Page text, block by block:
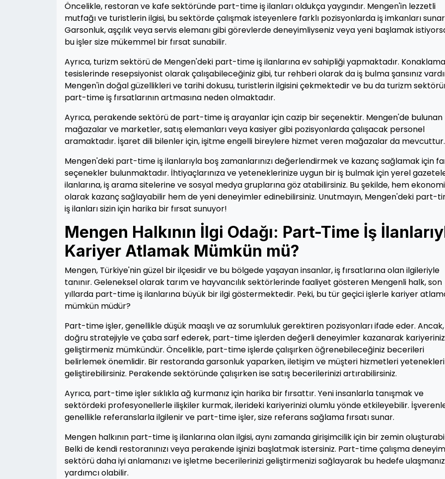
Öncelikle, restoran ve kafe sektöründe part-time iş ilanları oldukça yaygındır. Mengen'in lezzetli
mutfağı ve turistlerin ilgisi, bu sektörde çalışmak isteyenlere farklı pozisyonlarda iş imkanları
Garsonluk, aşçılık veya servis elemanı gibi görevlerde deneyimliyseniz veya yeni başlamak
bu işler size mükemmel bir fırsat sunabilir.
Ayrıca, turizm sektörü de Mengen'deki part-time iş ilanlarına ev sahipliği yapmaktadır. Konaklama
tesislerinde resepsiyonist olarak çalışabileceğiniz gibi, tur rehberi olarak da iş bulma şansınız
Mengen'in doğal güzellikleri ve tarihi dokusu, turistlerin ilgisini çekmektedir ve bu da turizm
part-time iş fırsatlarının artmasına neden olmaktadır.
Ayrıca, perakende sektörü de part-time iş arayanlar için cazip bir seçenektir. Mengen'de bulunan
mağazalar ve marketler, satış elemanları veya kasiyer gibi pozisyonlarda çalışacak personel
aramaktadır. İşaret dili bilenler için, işitme engelli bireylere hizmet veren mağazalar da mevcuttur.
Mengen'deki part-time iş ilanlarıyla boş zamanlarınızı değerlendirmek ve kazanç sağlamak için
seçenekler bulunmaktadır. İhtiyaçlarınıza ve yeteneklerinize uygun bir iş bulmak için yerel
ilanlarına, iş arama sitelerine ve sosyal medya gruplarına göz atabilirsiniz. Bu şekilde, hem
olarak kazanç sağlayabilir hem de yeni deneyimler edinebilirsiniz. Unutmayın, Mengen'deki part-
iş ilanları sizin için harika bir fırsat sunuyor!
Mengen Halkının İlgi Odağı: Part-Time İş
Kariyer Atlamak Mümkün mü?
Mengen, Türkiye'nin güzel bir ilçesidir ve bu bölgede yaşayan insanlar, iş fırsatlarına olan ilgileriyle
tanınır. Geleneksel olarak tarım ve hayvancılık sektörlerinde faaliyet gösteren Mengenli halk, son
yıllarda part-time iş ilanlarına büyük bir ilgi göstermektedir. Peki, bu tür geçici işlerle kariyer
mümkün müdür?
Part-time işler, genellikle düşük maaşlı ve az sorumluluk gerektiren pozisyonları ifade eder. Ancak,
doğru stratejiyle ve çaba sarf ederek, part-time işlerden değerli deneyimler kazanarak
geliştirmeniz mümkündür. Öncelikle, part-time işlerde çalışırken öğrenebileceğiniz becerileri
belirlemek önemlidir. Bir restoranda garsonluk yaparken, iletişim ve müşteri hizmetleri
geliştirebilirsiniz. Perakende sektöründe çalışırken ise satış becerilerinizi artırabilirsiniz.
Ayrıca, part-time işler sıklıkla ağ kurmanız için harika bir fırsattır. Yeni insanlarla tanışmak ve
sektördeki profesyonellerle ilişkiler kurmak, ilerideki kariyerinizi olumlu yönde etkileyebilir.
genellikle referanslarla ilgilenir ve part-time işler, size referans sağlama fırsatı sunar.
Mengen halkının part-time iş ilanlarına olan ilgisi, aynı zamanda girişimcilik için bir zemin
Belki de kendi restoranınızı veya perakende işinizi başlatmak istersiniz. Part-time çalışma
sektörü daha iyi anlamanızı ve işletme becerilerinizi geliştirmenizi sağlayarak bu hedefe
yardımcı olabilir.